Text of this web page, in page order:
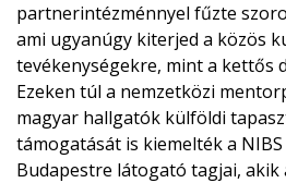
partnerintézménnyel fűzte
ami ugyanúgy kiterjed a közös
tevékenységekre, mint a kettős
Ezeken túl a nemzetközi
magyar hallgatók külföldi
támogatását is kiemelték a
Budapestre látogató tagjai, akik